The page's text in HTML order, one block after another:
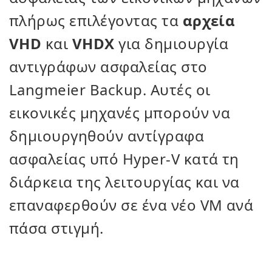
πλήρως επιλέγοντας τα αρχεία
VHD και VHDX για δημιουργία
αντιγράφων ασφαλείας στο
Langmeier Backup. Αυτές οι
εικονικές μηχανές μπορούν να
δημιουργηθούν αντίγραφα
ασφαλείας υπό Hyper-V κατά τη
διάρκεια της λειτουργίας και να
επαναφερθούν σε ένα νέο VM ανά
πάσα στιγμή.